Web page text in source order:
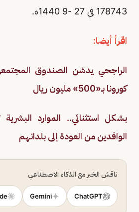
178743 في 27 -9 1440ه.
اقرأ أيضا:
الراجحي يدشن الصندوق
كورونا بـ«500» مليون ريال
بشكل استثنائي.. الموارد
الوافدين من العودة إلى بلدانهم
ناقش الخبر مع الذكاء الاصطناعي
ChatGPT
Gemini